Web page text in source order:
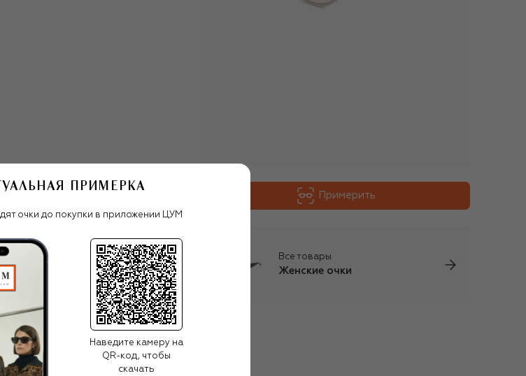
Примерить
женские очки
Linda Farrow
Все товары
Женские очки
МОДЕЛИ
ПРИМЕРКА
очки до покупки в приложении ЦУМ
Наведите камеру на
QR-код, чтобы
скачать